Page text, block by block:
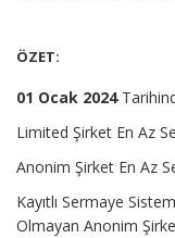
ÖZET:
01 Ocak 2024
Limited Şirket En Az
Anonim Şirket En Az
Kayıtlı Sermaye
Olmayan Anonim